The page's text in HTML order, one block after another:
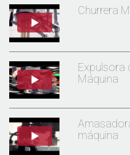
Churrera
Expulsora
Máquina
máquina